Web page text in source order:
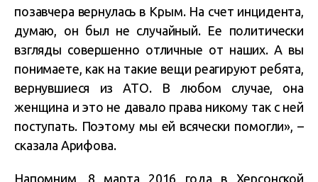
позавчера вернулась в Крым. На счет инцидента,
думаю, он был не случайный. Ее политически
взгляды совершенно отличные от наших. А вы
понимаете, как на такие вещи реагируют ребята,
вернувшиеся из АТО. В любом случае, она
женщина и это не давало права никому так с ней
поступать. Поэтому мы ей всячески помогли», –
сказала Арифова.
Напомним, 8 марта 2016 года в Херсонской